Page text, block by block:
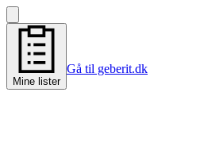
Mine lister
Gå til geberit.dk